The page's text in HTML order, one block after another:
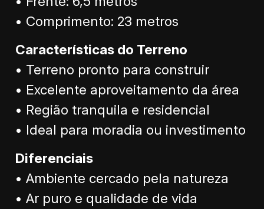
• Comprimento: 23 metros
Características do Terreno
• Terreno pronto para construir
• Excelente aproveitamento da área
• Região tranquila e residencial
• Ideal para moradia ou investimento
Diferenciais
• Ambiente cercado pela natureza
• Ar puro e qualidade de vida